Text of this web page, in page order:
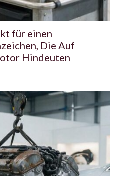
für einen
Die Auf
Hindeuten